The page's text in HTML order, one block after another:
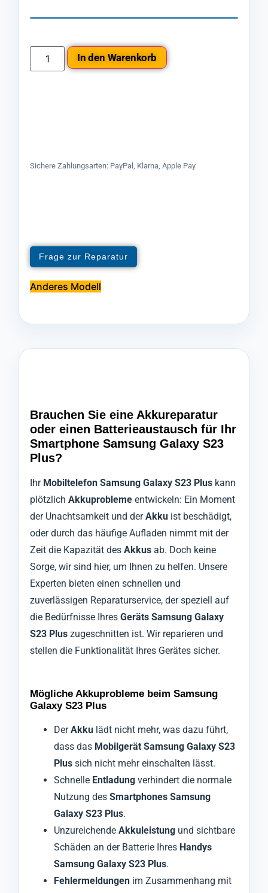
In den Warenkorb
Sichere Zahlungsarten: PayPal, Klarna, Apple Pay
Frage zur Reparatur
Anderes Modell
Brauchen Sie eine Akkureparatur
oder einen Batterieaustausch für Ihr
Smartphone Samsung Galaxy S23
Plus?
Ihr Mobiltelefon Samsung Galaxy S23 Plus kann
plötzlich Akkuprobleme entwickeln: Ein Moment
der Unachtsamkeit und derAkku ist beschädigt,
oder durch das häufige Aufladen nimmt mit der
Zeit die Kapazität des Akkus ab. Doch keine
Sorge, wir sind hier, um Ihnen zu helfen. Unsere
Experten bieten einen schnellen und
zuverlässigen Reparaturservice, der speziell auf
die Bedürfnisse Ihres Geräts Samsung Galaxy
S23 Plus zugeschnitten ist. Wir reparieren und
stellen die Funktionalität Ihres Gerätes sicher.
Mögliche Akkuprobleme beim Samsung
Galaxy S23 Plus
DerAkku lädt nicht mehr, was dazu führt,
dass das Mobilgerät Samsung Galaxy S23
Plus sich nicht mehr einschalten lässt.
Schnelle Entladung verhindert die normale
Nutzung des Smartphones Samsung
Galaxy S23 Plus.
Unzureichende Akkuleistung und sichtbare
Schäden an der Batterie Ihres Handys
Samsung Galaxy S23 Plus.
Fehlermeldungen im Zusammenhang mit